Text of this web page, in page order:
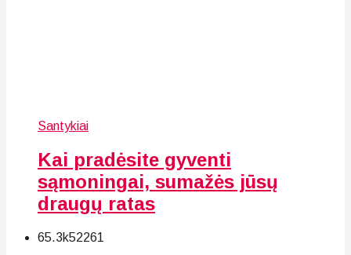
Santykiai
Kai pradėsite gyventi
sąmoningai, sumažės jūsų
draugų ratas
65.3k52261